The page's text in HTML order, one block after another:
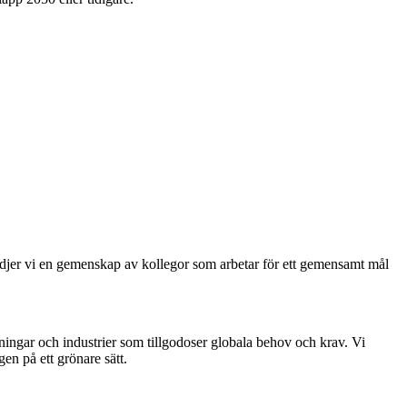
vi en gemenskap av kollegor som arbetar för ett gemensamt mål
och industrier som tillgodoser globala behov och krav. Vi
på ett grönare sätt.